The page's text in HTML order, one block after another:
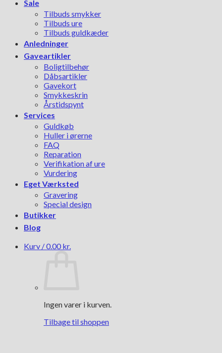
Sale
Tilbuds smykker
Tilbuds ure
Tilbuds guldkæder
Anledninger
Gaveartikler
Boligtilbehør
Dåbsartikler
Gavekort
Smykkeskrin
Årstidspynt
Services
Guldkøb
Huller i ørerne
FAQ
Reparation
Verifikation af ure
Vurdering
Eget Værksted
Gravering
Special design
Butikker
Blog
Kurv /0.00 kr.
Ingen varer i kurven.
Tilbage til shoppen